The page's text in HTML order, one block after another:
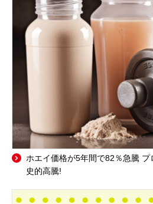
ホエイ価格が5年間で82％急騰
史的高騰!